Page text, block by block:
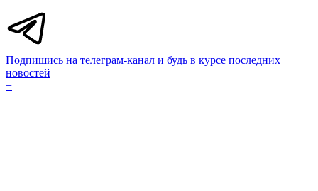
Подпишись на телеграм-канал и будь в курсе последних
новостей
+